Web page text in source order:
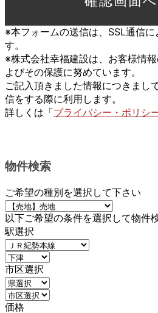
※本フォームの送信は、SSL通信に
す。
※株式会社幸福建設は、お客様情
よびその保護に努めています。
ご記入頂きました情報につきまし
信をする際に利用します。
詳しくは「プライバシー・ポリシ
物件検索
ご希望の種別を選択して下さい
以下ご希望の条件を選択して物件
駅選択
市区選択
価格